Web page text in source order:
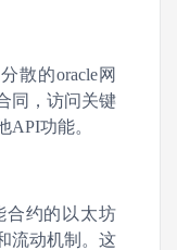
散的oracle网
同，访问关键
API功能。
合约的以太坊
流动机制。这